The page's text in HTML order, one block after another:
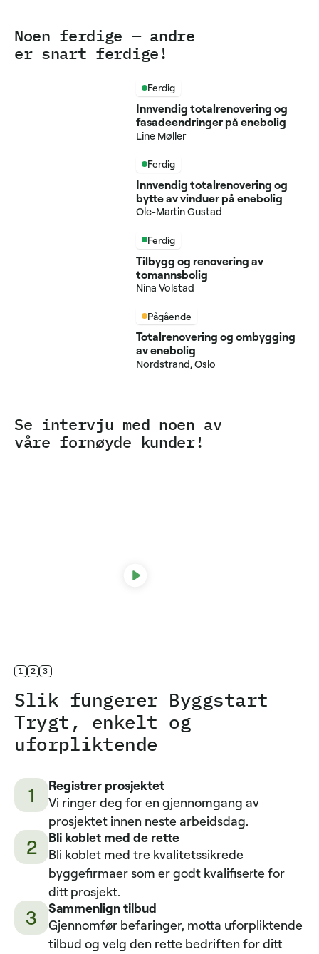
Noen ferdige — andre
er snart ferdige!
Ferdig
Innvendig totalrenovering og
fasadeendringer på enebolig
Line Møller
Ferdig
Innvendig totalrenovering og
bytte av vinduer på enebolig
Ole-Martin Gustad
Ferdig
Tilbygg og renovering av
tomannsbolig
Nina Volstad
Pågående
Totalrenovering og ombygging
av enebolig
Nordstrand, Oslo
Se intervju med noen av
våre fornøyde kunder!
1 2 3
Slik fungerer Byggstart
Trygt, enkelt og
uforpliktende
1
Registrer prosjektet
Vi ringer deg for en gjennomgang av
prosjektet innen neste arbeidsdag.
2
Bli koblet med de rette
Bli koblet med tre kvalitetssikrede
byggefirmaer som er godt kvalifiserte for
ditt prosjekt.
3
Sammenlign tilbud
Gjennomfør befaringer, motta uforpliktende
tilbud og velg den rette bedriften for ditt